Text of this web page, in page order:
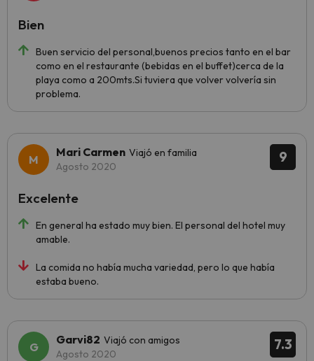
Buen servicio del personal,buenos precios tanto en el bar
como en el restaurante (bebidas en el buffet)cerca de la
playa como a 200mts.Si tuviera que volver volvería sin
problema.
Bien
9
Mari Carmen Viajó en familia
Agosto 2020
En general ha estado muy bien. El personal del hotel muy
amable.
La comida no había mucha variedad, pero lo que había
estaba bueno.
Excelente
7.3
Garvi82 Viajó con amigos
Agosto 2020